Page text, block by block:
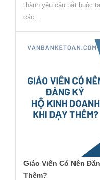
thành yêu cầu bắt buộc
các...
Giáo Viên Có Nên
Thêm?